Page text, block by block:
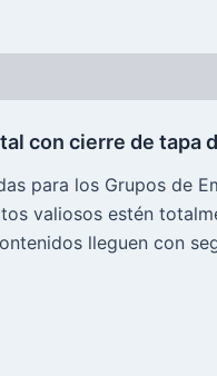
con cierre de tapa
para los Grupos de
valiosos estén
lleguen con